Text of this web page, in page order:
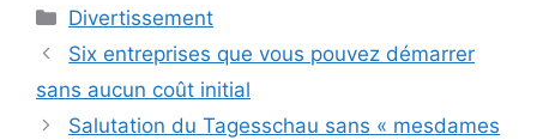
Catégories
Divertissement
Six entreprises que vous pouvez démarrer
sans aucun coût initial
Salutation du Tagesschau sans « mesdames